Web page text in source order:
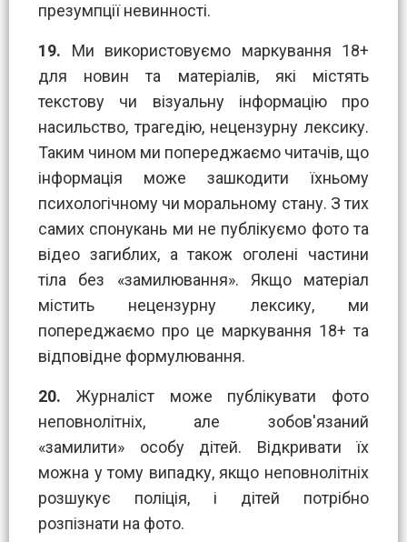
презумпції невинності.
19. Ми використовуємо маркування 18+
для новин та матеріалів, які містять
текстову чи візуальну інформацію про
насильство, трагедію, нецензурну лексику.
Таким чином ми попереджаємо читачів, що
інформація може зашкодити їхньому
психологічному чи моральному стану. З тих
самих спонукань ми не публікуємо фото та
відео загиблих, а також оголені частини
тіла без «замилювання». Якщо матеріал
містить нецензурну лексику, ми
попереджаємо про це маркування 18+ та
відповідне формулювання.
20. Журналіст може публікувати фото
неповнолітніх, але зобов'язаний
«замилити» особу дітей. Відкривати їх
можна у тому випадку, якщо неповнолітніх
розшукує поліція, і дітей потрібно
розпізнати на фото.